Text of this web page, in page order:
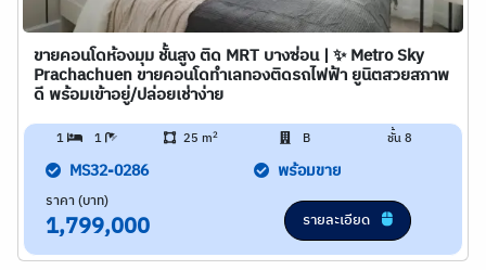
ขายคอนโดห้องมุม ชั้นสูง ติด MRT บางซ่อน | ✨ Metro Sky
Prachachuen ขายคอนโดทำเลทองติดรถไฟฟ้า ยูนิตสวยสภาพ
ดี พร้อมเข้าอยู่/ปล่อยเช่าง่าย
1 1 25 m2 B ชั้น 8
MS32-0286 พร้อมขาย
ราคา (บาท)
1,799,000 รายละเอียด